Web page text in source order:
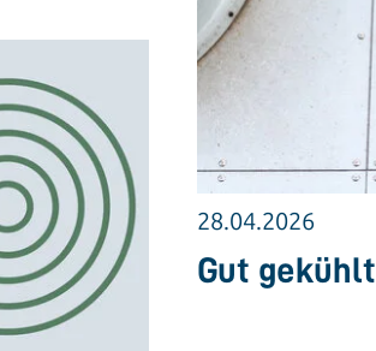
28.04.2026
Gut gekühlt